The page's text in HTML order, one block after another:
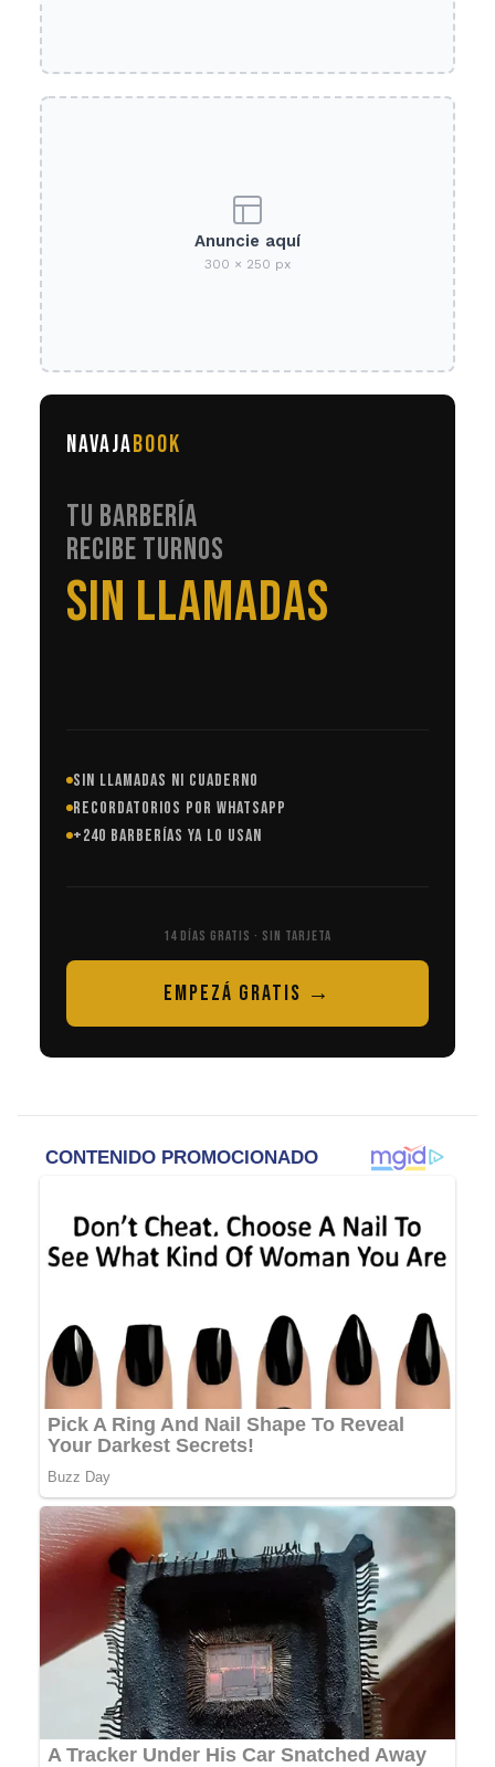
Anuncie aquí
300 × 250 px
NAVAJABOOK
TU BARBERÍA
RECIBE TURNOS
EN AUTOMÁTICO
SIN LLAMADAS NI CUADERNO
RECORDATORIOS POR WHATSAPP
+240 BARBERÍAS YA LO USAN
14 DÍAS GRATIS · SIN TARJETA
EMPEZÁ GRATIS →